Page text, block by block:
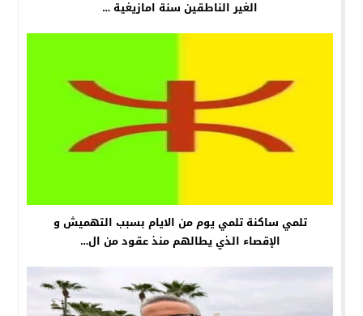
الغير الناطقين سنة امازيغية …
تلمي ساكنة تلمي يوم من الايام بسبب التهميش و
الإقصاء الذي يطالهم منذ عقود من ال…